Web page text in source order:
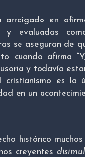
en
y evaluadas
se aseguran de
cuando afirma
y todavía
cristianismo es la
en un
histórico
creyentes